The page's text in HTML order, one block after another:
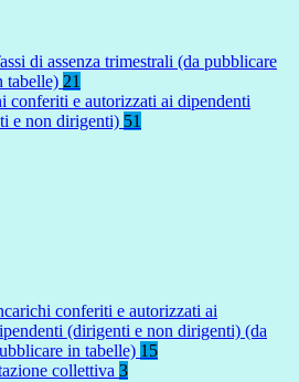
di assenza trimestrali (da pubblicare
tabelle) 21
conferiti e autorizzati ai dipendenti
e non dirigenti) 51
conferiti e autorizzati ai
(dirigenti e non dirigenti) (da
in tabelle) 15
collettiva 3